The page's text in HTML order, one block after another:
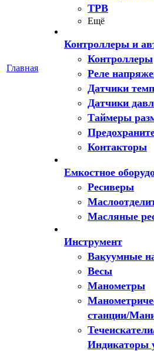
Главная
ТРВ
Ещё
Контроллеры и
Контроллеры
Реле
Датчики
Датчики
Таймеры
Контакторы
Емкостное
Ресиверы
Масляные
Инструмент
Вакуумные
Весы
Манометры
станции/
Индикаторы